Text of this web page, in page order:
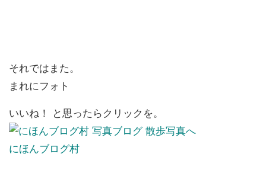
それではまた。
まれにフォト
いいね！ と思ったらクリックを。
にほんブログ村